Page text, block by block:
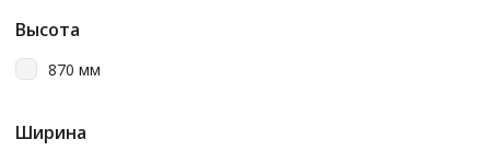
Высота
870 мм
Ширина